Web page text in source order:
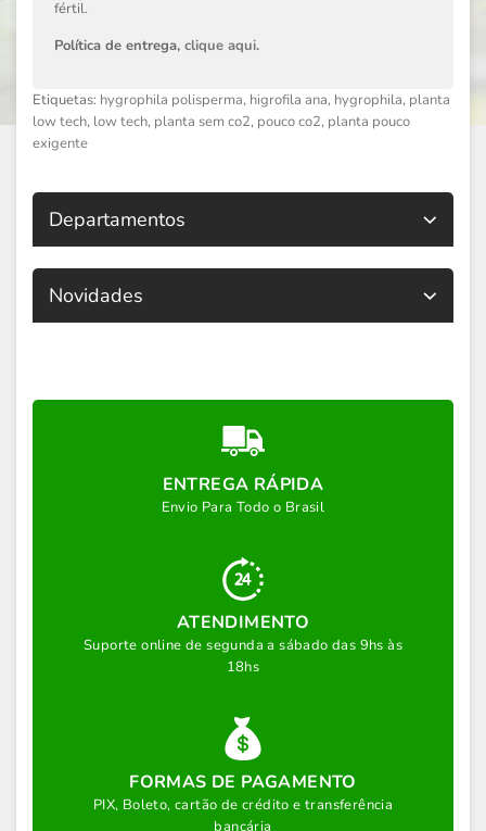
fértil.
Política de entrega, clique aqui.
Etiquetas: hygrophila polisperma, higrofila ana, hygrophila, planta
low tech, low tech, planta sem co2, pouco co2, planta pouco
exigente
Departamentos
Novidades
ENTREGA RÁPIDA
Envio Para Todo o Brasil
ATENDIMENTO
Suporte online de segunda a sábado das 9hs às
18hs
FORMAS DE PAGAMENTO
PIX, Boleto, cartão de crédito e transferência
bancária